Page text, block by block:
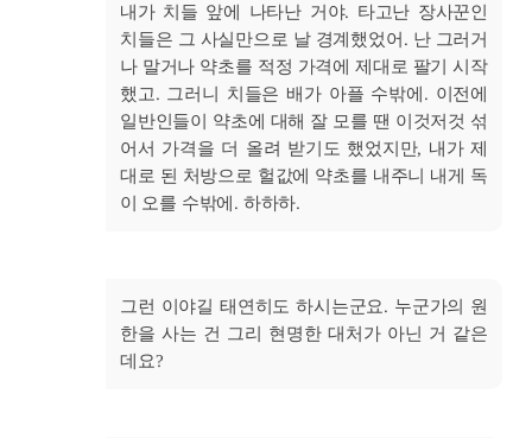
내가 치들 앞에 나타난 거야. 타고난 장사꾼인
치들은 그 사실만으로 날 경계했었어. 난 그러거
나 말거나 약초를 적정 가격에 제대로 팔기 시작
했고. 그러니 치들은 배가 아플 수밖에. 이전에
일반인들이 약초에 대해 잘 모를 땐 이것저것 섞
어서 가격을 더 올려 받기도 했었지만, 내가 제
대로 된 처방으로 헐값에 약초를 내주니 내게 독
이 오를 수밖에. 하하하.
그런 이야길 태연히도 하시는군요. 누군가의 원
한을 사는 건 그리 현명한 대처가 아닌 거 같은
데요?